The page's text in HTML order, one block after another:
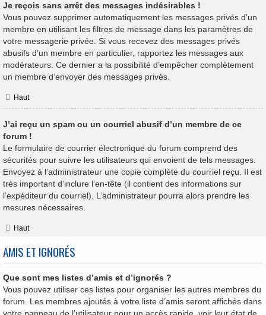
Je reçois sans arrêt des messages indésirables !
Vous pouvez supprimer automatiquement les messages privés d’un
membre en utilisant les filtres de message dans les paramètres de
votre messagerie privée. Si vous recevez des messages privés
abusifs d’un membre en particulier, rapportez les messages aux
modérateurs. Ce dernier a la possibilité d’empêcher complètement
un membre d’envoyer des messages privés.
Haut
J’ai reçu un spam ou un courriel abusif d’un membre de ce
forum !
Le formulaire de courrier électronique du forum comprend des
sécurités pour suivre les utilisateurs qui envoient de tels messages.
Envoyez à l’administrateur une copie complète du courriel reçu. Il est
très important d’inclure l’en-tête (il contient des informations sur
l’expéditeur du courriel). L’administrateur pourra alors prendre les
mesures nécessaires.
Haut
AMIS ET IGNORÉS
Que sont mes listes d’amis et d’ignorés ?
Vous pouvez utiliser ces listes pour organiser les autres membres du
forum. Les membres ajoutés à votre liste d’amis seront affichés dans